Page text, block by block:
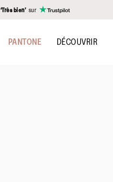
‘Très bien’ sur
PANTONE DÉCOUVRIR